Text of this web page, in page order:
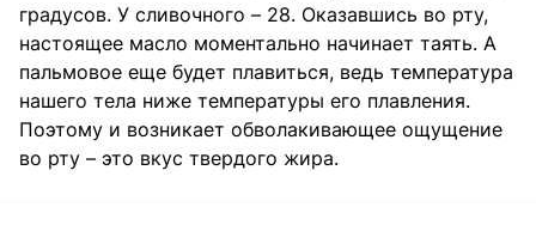
градусов. У сливочного – 28. Оказавшись во рту,
настоящее масло моментально начинает таять. А
пальмовое еще будет плавиться, ведь температура
нашего тела ниже температуры его плавления.
Поэтому и возникает обволакивающее ощущение
во рту – это вкус твердого жира.